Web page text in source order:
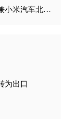
小米集团任命于立国担任小米汽车副总裁兼小米汽车北京总部政委
为出口